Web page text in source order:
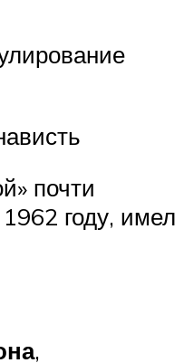
почти
году, имел
,